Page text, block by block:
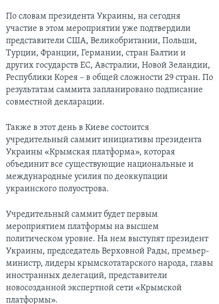
По словам президента Украины, на сегодня
участие в этом мероприятии уже подтвердили
представители США, Великобритании, Польши,
Турции, Франции, Германии, стран Балтии и
других государств ЕС, Австралии, Новой Зеландии,
Республики Корея – в общей сложности 29 стран. По
результатам саммита запланировано подписание
совместной декларации.
Также в этот день в Киеве состоится
учредительный саммит инициативы президента
Украины «Крымская платформа», которая
объединит все существующие национальные и
международные усилия по деоккупации
украинского полуострова.
Учредительный саммит будет первым
мероприятием платформы на высшем
политическом уровне. На нем выступят президент
Украины, председатель Верховной Рады, премьер-
министр, лидеры крымскотатарского народа, главы
иностранных делегаций, представители
новосозданной экспертной сети «Крымской
платформы».